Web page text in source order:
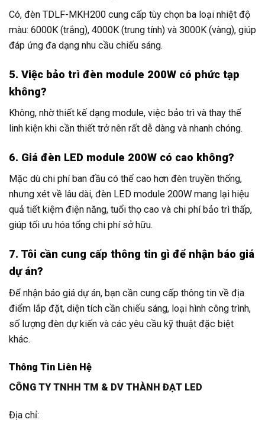
Có, đèn TDLF-MKH200 cung cấp tùy chọn ba loại nhiệt độ
màu: 6000K (trắng), 4000K (trung tính) và 3000K (vàng), giúp
đáp ứng đa dạng nhu cầu chiếu sáng.
5. Việc bảo trì đèn module 200W có phức tạp
không?
Không, nhờ thiết kế dạng module, việc bảo trì và thay thế
linh kiện khi cần thiết trở nên rất dễ dàng và nhanh chóng.
6. Giá đèn LED module 200W có cao không?
Mặc dù chi phí ban đầu có thể cao hơn đèn truyền thống,
nhưng xét về lâu dài, đèn LED module 200W mang lại hiệu
quả tiết kiệm điện năng, tuổi thọ cao và chi phí bảo trì thấp,
giúp tối ưu hóa tổng chi phí sở hữu.
7. Tôi cần cung cấp thông tin gì để nhận báo giá
dự án?
Để nhận báo giá dự án, bạn cần cung cấp thông tin về địa
điểm lắp đặt, diện tích cần chiếu sáng, loại hình công trình,
số lượng đèn dự kiến và các yêu cầu kỹ thuật đặc biệt
khác.
Thông Tin Liên Hệ
CÔNG TY TNHH TM & DV THÀNH ĐẠT LED
Địa chỉ: